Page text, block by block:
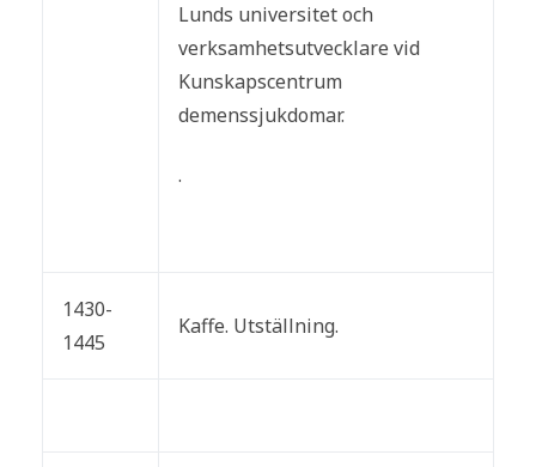
Lunds universitet och
verksamhetsutvecklare vid
Kunskapscentrum
demenssjukdomar.
.
1430-
1445
Kaffe. Utställning.